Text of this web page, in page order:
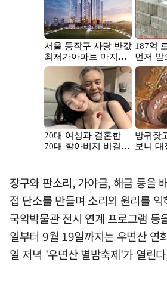
장구와 판소리, 가야금, 해금 등을
접 단소를 만들며 소리의 원리를
국악박물관 전시 연계 프로그램 등
일부터 9월 19일까지는 우면산 연
일 저녁 '우면산 별밤축제'가 열린